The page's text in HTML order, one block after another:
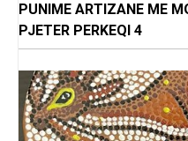
PUNIME ARTIZANE ME
PJETER PERKEQI 4